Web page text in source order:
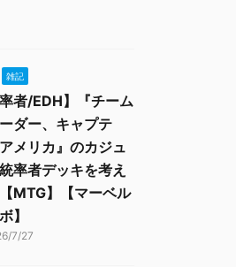
雑記
率者/EDH】『チーム
ダー、キャプテ
メリカ』のカジュ
率者デッキを考え
MTG】【マーベル
】
7/27